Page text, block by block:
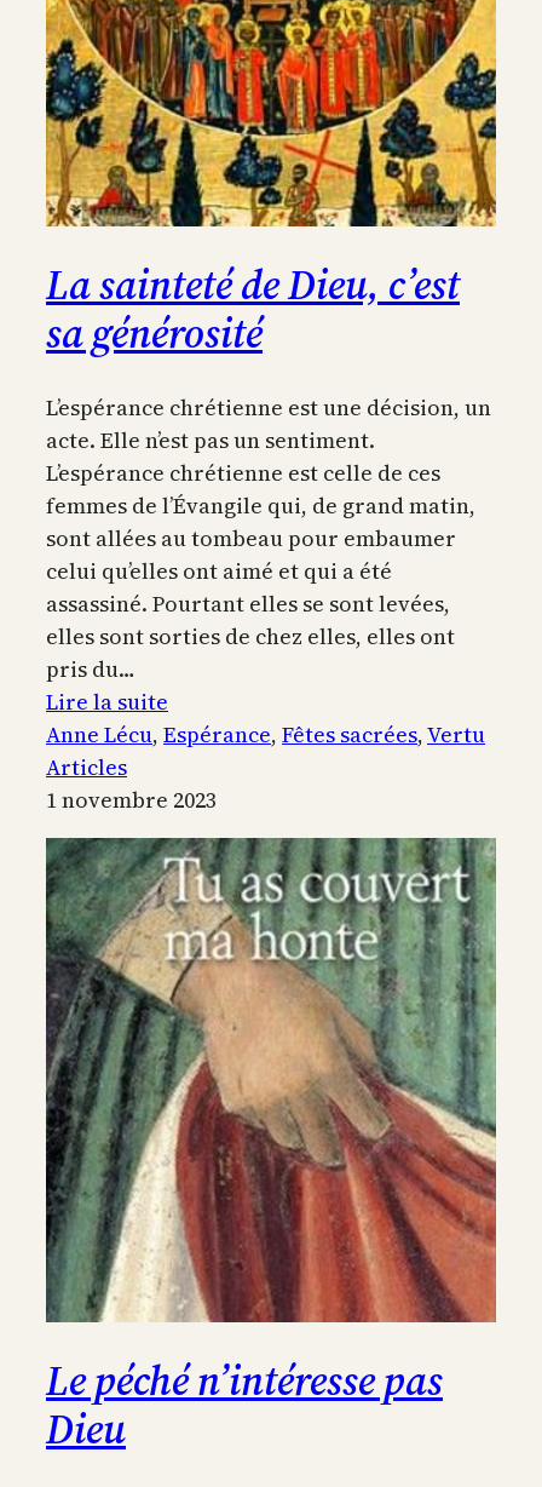
La sainteté de Dieu, c’est
sa générosité
L’espérance chrétienne est une décision, un
acte. Elle n’est pas un sentiment.
L’espérance chrétienne est celle de ces
femmes de l’Évangile qui, de grand matin,
sont allées au tombeau pour embaumer
celui qu’elles ont aimé et qui a été
assassiné. Pourtant elles se sont levées,
elles sont sorties de chez elles, elles ont
pris du…
Lire la suite
La
de
Dieu,
c’est
sa
générosité
Anne Lécu, Espérance, Fêtes sacrées, Vertu
Articles
1 novembre 2023
Le péché n’intéresse pas
Dieu